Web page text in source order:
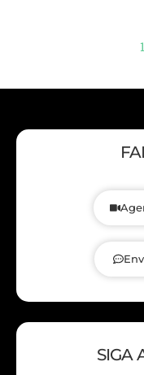
1
SIGA